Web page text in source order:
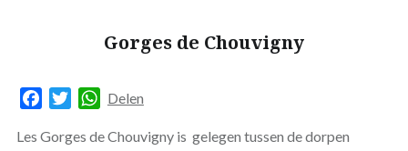
Gorges de Chouvigny
FacebookTwitterWhatsApp
Delen
Les Gorges de Chouvigny is gelegen tussen de dorpen